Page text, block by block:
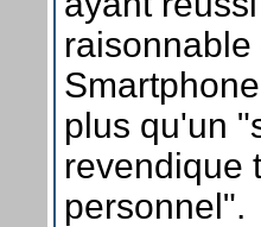
plus qu'un
revendique
personnel".